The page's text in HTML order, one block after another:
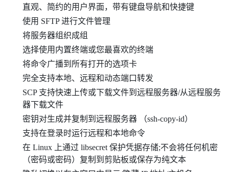
直观、简约的用户界面，带有键盘导航和快捷键
使用 SFTP 进行文件管理
将服务器组织成组
选择使用内置终端或您最喜欢的终端
将命令广播到所有打开的选项卡
完全支持本地、远程和动态端口转发
SCP 支持快速上传或下载文件到远程服务器/从远程服务
器下载文件
密钥对生成并复制到远程服务器 （ssh-copy-id）
支持在登录时运行远程和本地命令
在 Linux 上通过 libsecret 保护凭据存储;不会将任何机密
（密码或密码）复制到剪贴板或保存为纯文本